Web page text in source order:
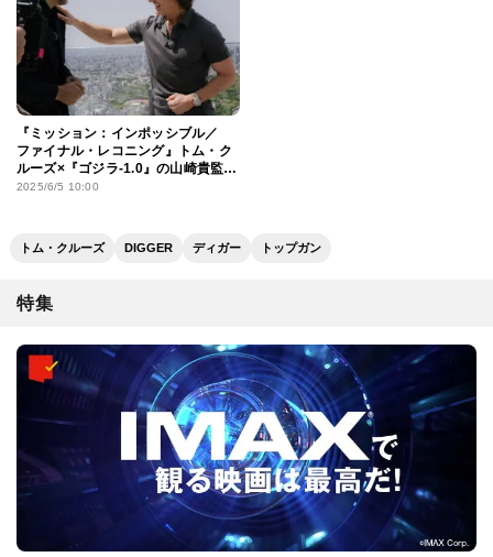
『ミッション：インポッシブル／
ファイナル・レコニング』トム・ク
ルーズ×『ゴジラ-1.0』の山崎貴監督
スペシャル対談映像
2025/6/5 10:00
トム・クルーズ DIGGER ディガー トップガン
特集